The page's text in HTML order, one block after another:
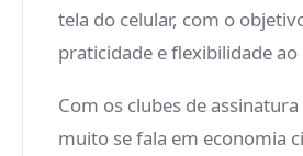
tela do celular, com o
praticidade e flexibilidade
Com os clubes de
muito se fala em economia